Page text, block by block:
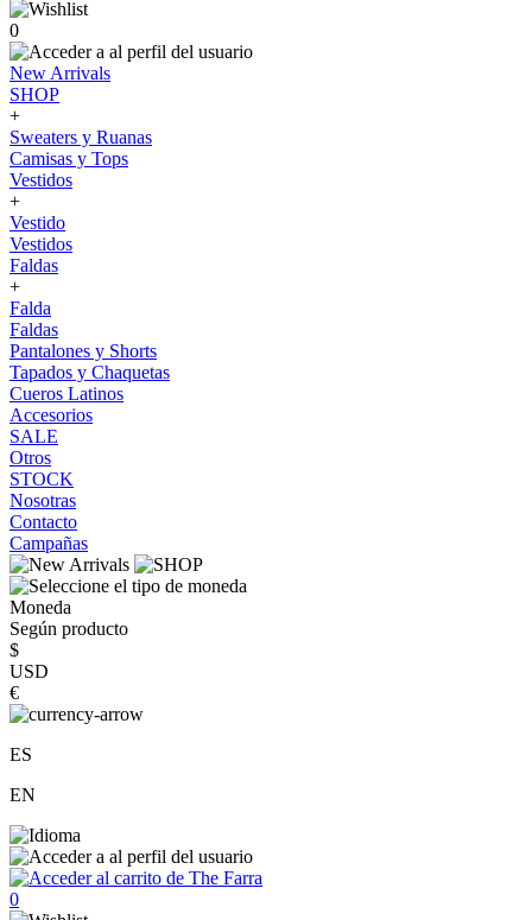
0
New Arrivals
SHOP
+
Sweaters y Ruanas
Camisas y Tops
Vestidos
+
Vestido
Vestidos
Faldas
+
Falda
Faldas
Pantalones y Shorts
Tapados y Chaquetas
Cueros Latinos
Accesorios
SALE
Otros
STOCK
Nosotras
Contacto
Campañas
Moneda
Según producto
$
USD
€
ES
EN
0